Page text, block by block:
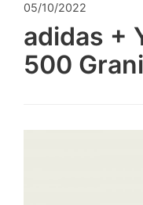
05/10/2022
adidas +
500